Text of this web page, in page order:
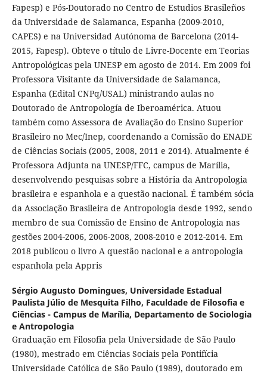
Fapesp) e Pós-Doutorado no Centro de Estudios Brasileños
da Universidade de Salamanca, Espanha (2009-2010,
CAPES) e na Universidad Autónoma de Barcelona (2014-
2015, Fapesp). Obteve o título de Livre-Docente em Teorias
Antropológicas pela UNESP em agosto de 2014. Em 2009 foi
Professora Visitante da Universidade de Salamanca,
Espanha (Edital CNPq/USAL) ministrando aulas no
Doutorado de Antropología de Iberoamérica. Atuou
também como Assessora de Avaliação do Ensino Superior
Brasileiro no Mec/Inep, coordenando a Comissão do ENADE
de Ciências Sociais (2005, 2008, 2011 e 2014). Atualmente é
Professora Adjunta na UNESP/FFC, campus de Marília,
desenvolvendo pesquisas sobre a História da Antropologia
brasileira e espanhola e a questão nacional. É também sócia
da Associação Brasileira de Antropologia desde 1992, sendo
membro de sua Comissão de Ensino de Antropologia nas
gestões 2004-2006, 2006-2008, 2008-2010 e 2012-2014. Em
2018 publicou o livro A questão nacional e a antropologia
espanhola pela Appris
Sérgio Augusto Domingues, Universidade Estadual
Paulista Júlio de Mesquita Filho, Faculdade de Filosofia e
Ciências - Campus de Marília, Departamento de Sociologia
e Antropologia
Graduação em Filosofia pela Universidade de São Paulo
(1980), mestrado em Ciências Sociais pela Pontifícia
Universidade Católica de São Paulo (1989), doutorado em